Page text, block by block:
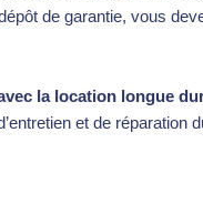
de garantie, vous
la location longue
et de réparation